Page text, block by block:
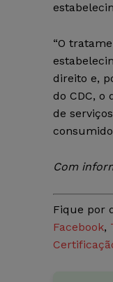
“O
direito e,
do CDC,
de
Com
Fique por
Facebook,